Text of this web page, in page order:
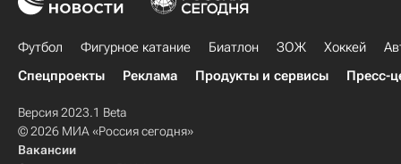
Футбол Фигурное катание Биатлон ЗОЖ Хоккей
Спецпроекты
Реклама Продукты и сервисы Пресс-
Версия 2023.1 Beta
© 2026 МИА «Россия сегодня»
Вакансии